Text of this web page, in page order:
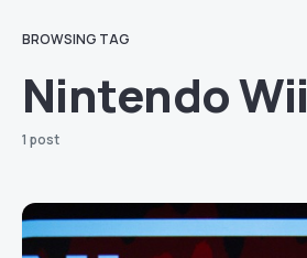
BROWSING TAG
Nintendo Wii
1 post